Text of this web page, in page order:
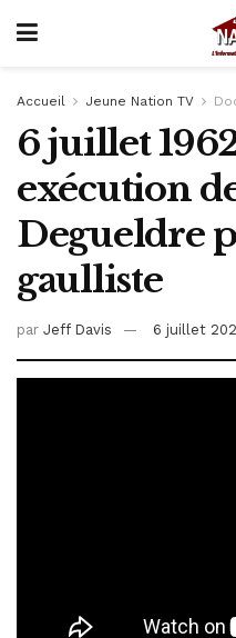
Accueil Jeune Nation TV
6 juillet
exécution
Degueldre
gaulliste
par Jeff Davis 6 juillet